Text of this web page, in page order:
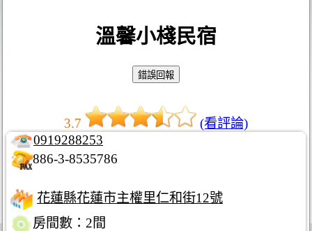
溫馨小棧民宿
3.7
(看評論)
0919288253
886-3-8535786
花蓮縣花蓮市主權里仁和街12號
房間數：2間